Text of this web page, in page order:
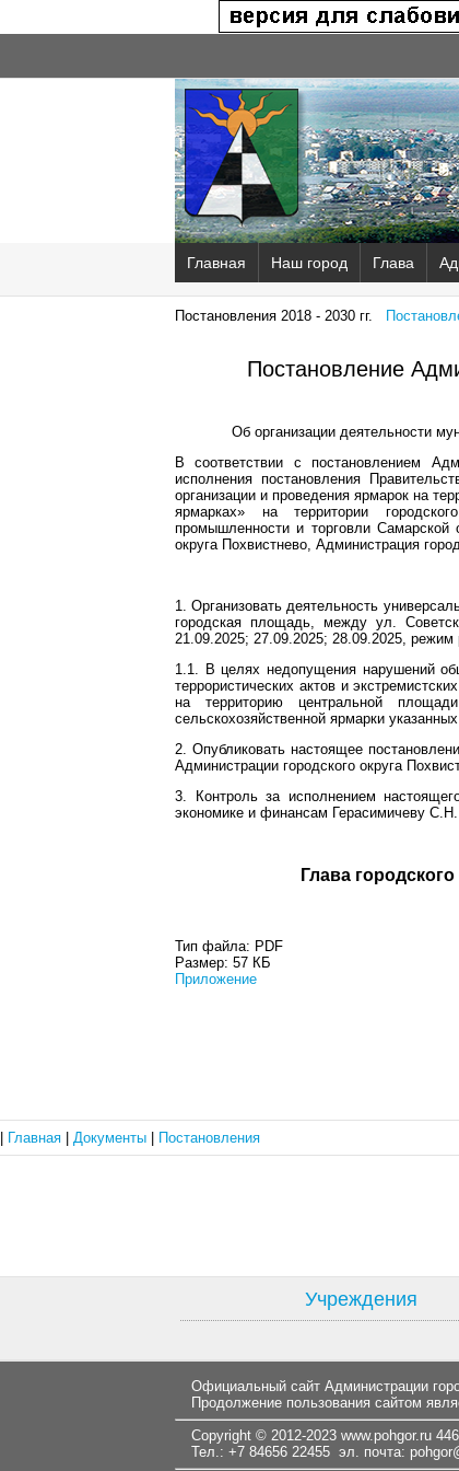
Главная Наш город Глава
Постановления 2018 - 2030 гг.
Постановление
Об организации деятельности
В соответствии с постановлением
исполнения постановления
организации и проведения ярмарок на
ярмарках» на территории
промышленности и торговли Самарской
округа Похвистнево, Администрация
1. Организовать деятельность
городская площадь, между ул.
21.09.2025; 27.09.2025; 28.09.2025, режим
1.1. В целях недопущения нарушений
террористических актов и
на территорию центральной
сельскохозяйственной ярмарки
2. Опубликовать настоящее
Администрации городского округа
3. Контроль за исполнением
экономике и финансам Герасимичеву С.Н.
Глава
Тип файла: PDF
Размер: 57 КБ
Приложение
Главная Документы Постановления
Учреждения
Официальный сайт Администрации
Продолжение пользования сайтом
Copyright © 2012-2023 www.pohgor.ru
Тел.: +7 84656 22455 эл. почта: